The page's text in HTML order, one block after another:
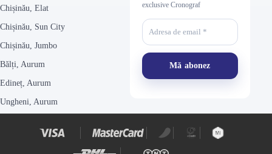
Chișinău, Elat
Chișinău, Sun City
Chișinău, Jumbo
Bălți, Aurum
Edineț, Aurum
Ungheni, Aurum
exclusive Cronograf